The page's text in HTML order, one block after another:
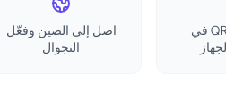
امسح رمز QR في
اصل إلى الصين وفعّل
التجوال